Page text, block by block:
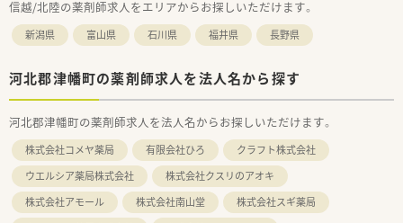
信越/北陸の薬剤師求人をエリアからお探しいただけます。
新潟県 富山県 石川県 福井県 長野県
河北郡津幡町の薬剤師求人を法人名から探す
河北郡津幡町の薬剤師求人を法人名からお探しいただけます。
株式会社コメヤ薬局 有限会社ひろ
クラフト株式会社
ウエルシア薬局株式会社
株式会社クスリのアオキ
株式会社アモール
株式会社南山堂
株式会社スギ薬局